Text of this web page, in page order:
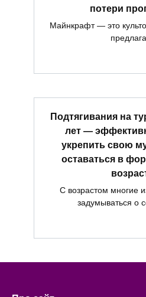
потери
Майнкрафт — это
Подтягивания на
лет —
укрепить свою
оставаться в
С возрастом многие
задумываться о